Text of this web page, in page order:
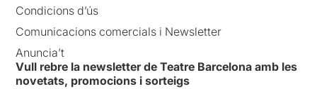
Condicions d’ús
Comunicacions comercials i Newsletter
Anuncia’t
Vull rebre la newsletter de Teatre Barcelona amb les
novetats, promocions i sorteigs